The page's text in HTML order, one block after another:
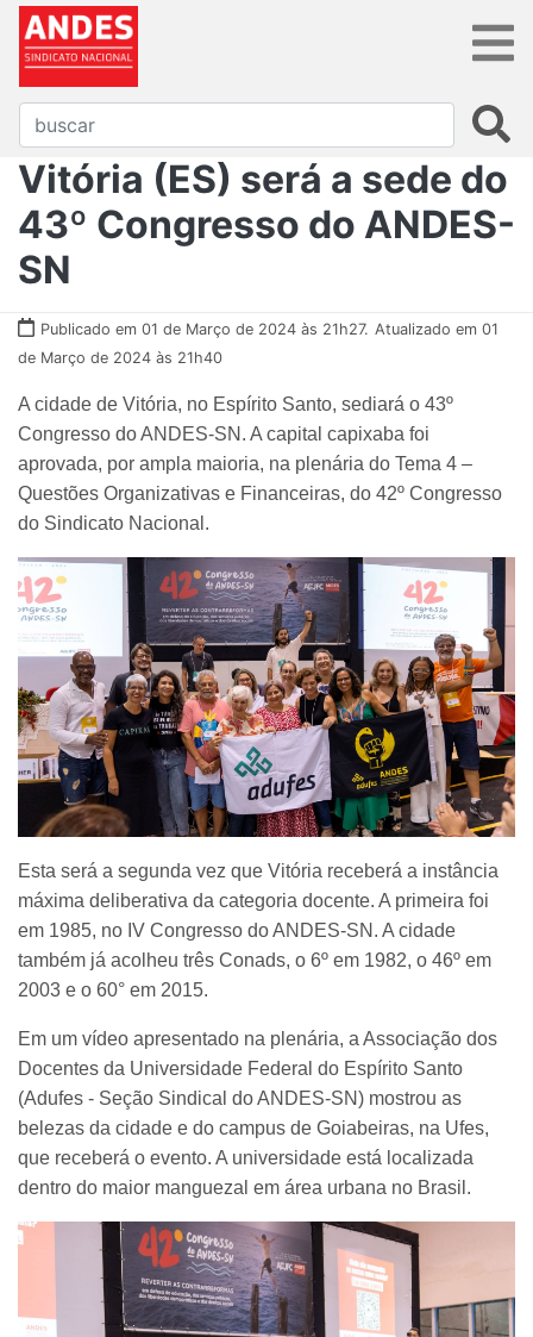
Vitória (ES) será a sede do
43º Congresso do ANDES-
SN
Publicado em 01 de Março de 2024 às 21h27. Atualizado em 01
de Março de 2024 às 21h40
A cidade de Vitória, no Espírito Santo, sediará o 43º
Congresso do ANDES-SN. A capital capixaba foi
aprovada, por ampla maioria, na plenária do Tema 4 –
Questões Organizativas e Financeiras, do 42º Congresso
do Sindicato Nacional.
Esta será a segunda vez que Vitória receberá a instância
máxima deliberativa da categoria docente. A primeira foi
em 1985, no IV Congresso do ANDES-SN. A cidade
também já acolheu três Conads, o 6º em 1982, o 46º em
2003 e o 60° em 2015.
Em um vídeo apresentado na plenária, a Associação dos
Docentes da Universidade Federal do Espírito Santo
(Adufes - Seção Sindical do ANDES-SN) mostrou as
belezas da cidade e do campus de Goiabeiras, na Ufes,
que receberá o evento. A universidade está localizada
dentro do maior manguezal em área urbana no Brasil.